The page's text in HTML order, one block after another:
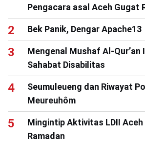
Pengacara asal Aceh Gugat
Bek Panik, Dengar Apache13
Mengenal Mushaf Al-
Sahabat Disabilitas
Seumuleueng dan Riwayat
Meureuhôm
Mingintip Aktivitas LDII Aceh
Ramadan